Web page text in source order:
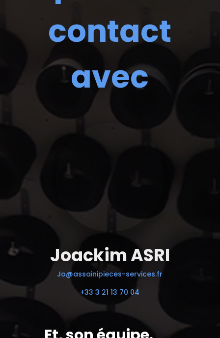
contact
avec
Joackim ASRI
Jo@assainipieces-services.fr
+33 3 21 13 70 04